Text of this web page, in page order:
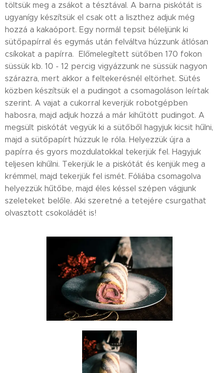
töltsük meg a zsákot a tésztával. A barna piskótát is
ugyanígy készítsük el csak ott a liszthez adjuk még
hozzá a kakaóport. Egy normál tepsit béleljünk ki
sütőpapírral és egymás után felváltva húzzunk átlósan
csíkokat a papírra. Előmelegített sütőben 170 fokon
süssük kb. 10 - 12 percig vigyázzunk ne süssük nagyon
szárazra, mert akkor a feltekerésnél eltörhet. Sütés
közben készítsük el a pudingot a csomagoláson leírtak
szerint. A vajat a cukorral keverjük robotgépben
habosra, majd adjuk hozzá a már kihűtött pudingot. A
megsült piskótát vegyük ki a sütőből hagyjuk kicsit hűlni,
majd a sütőpapírt húzzuk le róla. Helyezzük újra a
papírra és gyors mozdulatokkal tekerjük fel. Hagyjuk
teljesen kihűlni. Tekerjük le a piskótát és kenjük meg a
krémmel, majd tekerjük fel ismét. Fóliába csomagolva
helyezzük hűtőbe, majd éles késsel szépen vágjunk
szeleteket belőle. Aki szeretné a tetejére csurgathat
olvasztott csokoládét is!